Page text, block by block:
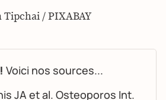
Tipchai / PIXABAY
Voici nos sources...
JA et al. Osteoporos Int.